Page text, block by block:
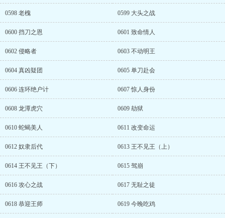
0598 老槐 0599 大头之战
0600 挡刀之恩 0601 致命情人
0602 侵略者 0603 不动明王
0604 真凶疑团 0605 单刀赴会
0606 连环绝户计 0607 惊人身份
0608 龙潭虎穴 0609 劫狱
0610 蛇蝎美人 0611 改变命运
0612 奴隶后代 0613 王不见王（上）
0614 王不见王（下） 0615 驾崩
0616 攻心之战 0617 无耻之徒
0618 恭迎王师 0619 今晚吃鸡